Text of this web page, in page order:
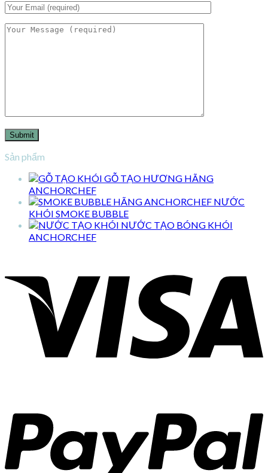
Sản phẩm
GỖ TẠO HƯƠNG HÃNG
ANCHORCHEF
NƯỚC
KHÓI SMOKE BUBBLE
NƯỚC TẠO BÓNG KHÓI
ANCHORCHEF